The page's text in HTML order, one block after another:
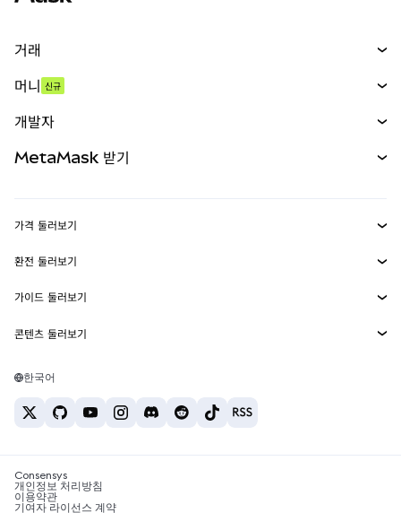
거래
무기한 선물
실물자산
머니 신규
개발자
MetaMask Connect
Snaps
웹3 서비스
MetaMask 받기
보안
고객 지원
채용
가격 둘러보기
이더리움 가격
솔라나 가격
테더 가격
환전 둘러보기
ETH를 USD로 환전
USDT를 INR로 환전
BTC를 INR로 환전
ETH를 USDT로 환전
가이드 둘러보기
ETH 매수
USDT 매수
SHIB 매수
BNB 매수
콘텐츠 둘러보기
솔라나 지갑
암호화폐 세금 뉴스
암호화폐 매수 방법
한국어
Consensys
개인정보 처리방침
이용약관
기여자 라이선스 계약